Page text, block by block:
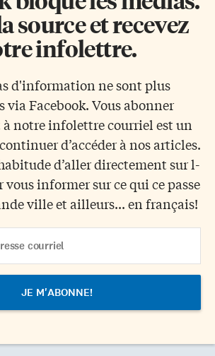
source et recevez
infolettre.
d'information ne sont plus
via Facebook. Vous abonner
notre infolettre courriel est un
d’accéder à nos articles.
d’aller directement sur l-
vous informer sur ce qui ce passe
ville et ailleurs... en français!